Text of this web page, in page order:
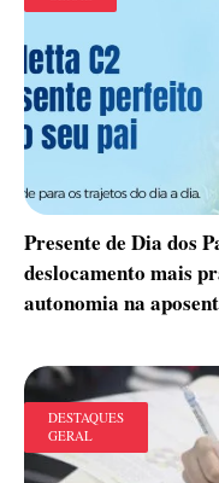
Presente de Dia dos
deslocamento mais
autonomia na
DESTAQUES
GERAL